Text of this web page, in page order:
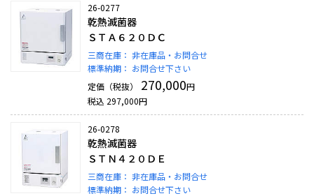
26-0277
乾熱滅菌器
ＳＴＡ６２０ＤＣ
三商在庫： 非在庫品・お問合せ
標準納期： お問合せ下さい
定価（税抜）
270,000円
税込 297,000円
26-0278
乾熱滅菌器
ＳＴＮ４２０ＤＥ
三商在庫： 非在庫品・お問合せ
標準納期： お問合せ下さい